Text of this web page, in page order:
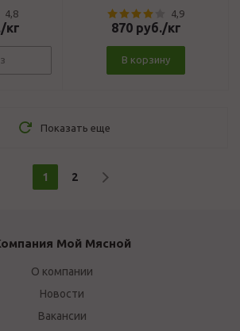
4,8
/кг
4,9
870руб./кг
В корзину
Показать еще
1 2
Мой Мясной
О компании
Новости
Вакансии